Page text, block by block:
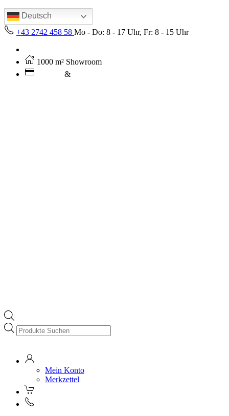
Deutsch
+43 2742 458 58 Mo - Do: 8 - 17 Uhr, Fr: 8 - 15 Uhr
1000 m² Showroom
&
Products
search
Mein Konto
Merkzettel